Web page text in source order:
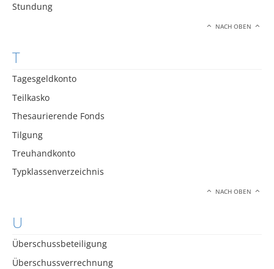
Stundung
NACH OBEN
T
Tagesgeldkonto
Teilkasko
Thesaurierende Fonds
Tilgung
Treuhandkonto
Typklassenverzeichnis
NACH OBEN
U
Überschussbeteiligung
Überschussverrechnung